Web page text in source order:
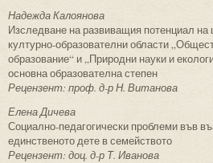
Надежда Калоянова
Изследване на развиващия потенциал на
културно-образователни области
образование“ и „Природни науки и
основна образователна степен
Рецензент: проф. д-р Н. Витанова
Елена Дичева
Социално-педагогически проблеми във
единственото дете в семейството
Рецензент: доц. д-р Т. Иванова